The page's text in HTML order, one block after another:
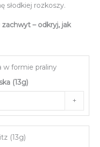
słodkiej rozkoszy.
– odkryj, jak
(13g)
+